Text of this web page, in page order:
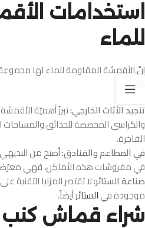
استخدامات
للماء
إنَّ الأقمشة المقاومة للماء لها
ذلك:
تنجيد الأثاث الخارجي:تبرزُ أهميّة
والكراسي المخصصة للحدائق والمساحات
الفاخرة.
في المطاعم والفنادق:أصبح من
في مفروشات هذه الأماكن، فهي معرّضة
صناعة الستائر:لا تقتصر المزايا التقنية
موجودة فيالستائرأيضاً.
شراء قماش كنب